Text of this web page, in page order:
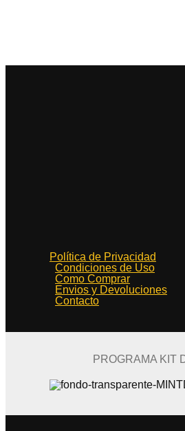
Política de Privacidad
Condiciones de Uso
Como Comprar
Envios y Devoluciones
Contacto
PROGRAMA KIT